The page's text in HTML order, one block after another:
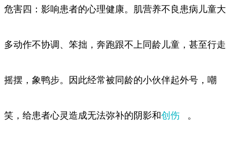
危害四：影响患者的心理健康。肌营养不良患病儿童大
多动作不协调、笨拙，奔跑跟不上同龄儿童，甚至行走
摇摆，象鸭步。因此经常被同龄的小伙伴起外号，嘲
笑，给患者心灵造成无法弥补的阴影和创伤 。